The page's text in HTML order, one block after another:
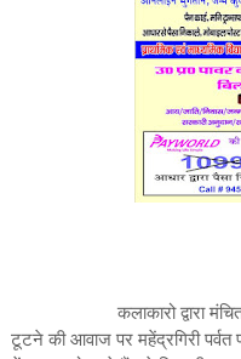
कलाकारो द्वारा मंचित
टूटने की आवाज पर महेंद्रगिरी